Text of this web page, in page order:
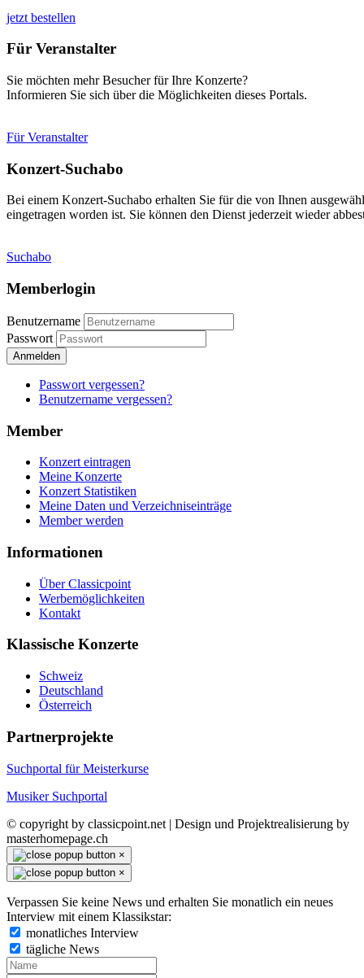
jetzt bestellen
Für Veranstalter
Sie möchten mehr Besucher für Ihre Konzerte?
Informieren Sie sich über die Möglichkeiten dieses Portals.
Für Veranstalter
Konzert-Suchabo
Bei einem Konzert-Suchabo erhalten Sie für die von Ihnen
eingetragen worden ist. Sie können den Dienst jederzeit wieder
Suchabo
Memberlogin
Benutzername
Passwort
Anmelden
Passwort vergessen?
Benutzername vergessen?
Member
Konzert eintragen
Meine Konzerte
Konzert Statistiken
Meine Daten und Verzeichniseinträge
Member werden
Informationen
Über Classicpoint
Werbemöglichkeiten
Kontakt
Klassische Konzerte
Schweiz
Deutschland
Österreich
Partnerprojekte
Suchportal für Meisterkurse
Musiker Suchportal
© copyright by classicpoint.net | Design und Projektrealisierung by
masterhomepage.ch
×
×
Verpassen Sie keine News und erhalten Sie monatlich ein neues
Interview mit einem Klassikstar:
monatliches Interview
tägliche News